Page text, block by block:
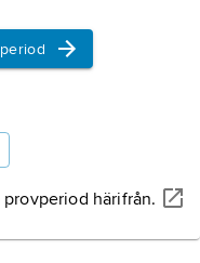
provperiod härifrån.